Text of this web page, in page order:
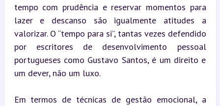
tempo com prudência e reservar momentos para
lazer e descanso são igualmente atitudes a
valorizar. O “tempo para si”, tantas vezes defendido
por escritores de desenvolvimento pessoal
portugueses como Gustavo Santos, é um direito e
um dever, não um luxo.
Em termos de técnicas de gestão emocional, a